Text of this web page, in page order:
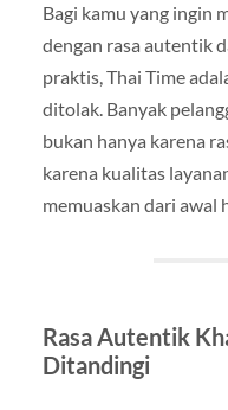
Bagi kamu yang ingin
dengan rasa autentik
praktis, Thai Time
ditolak. Banyak
bukan hanya karena
karena kualitas
memuaskan dari awal
Rasa Autentik
Ditandingi